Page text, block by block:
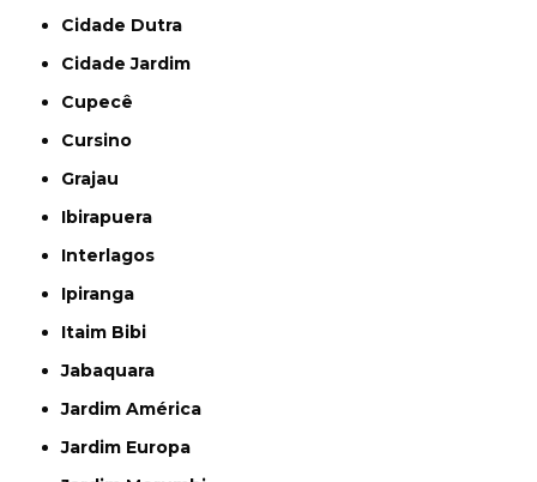
Cidade Dutra
Cidade Jardim
Cupecê
Cursino
Grajau
Ibirapuera
Interlagos
Ipiranga
Itaim Bibi
Jabaquara
Jardim América
Jardim Europa